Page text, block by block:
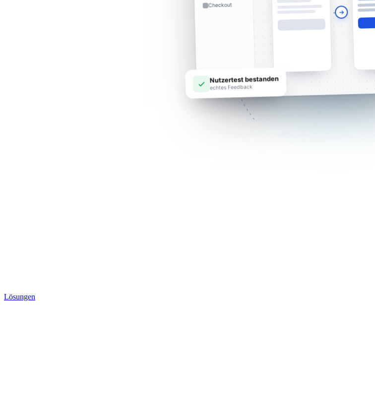
Lösungen
Checkout
Nutzertest bestanden
echtes Feedback